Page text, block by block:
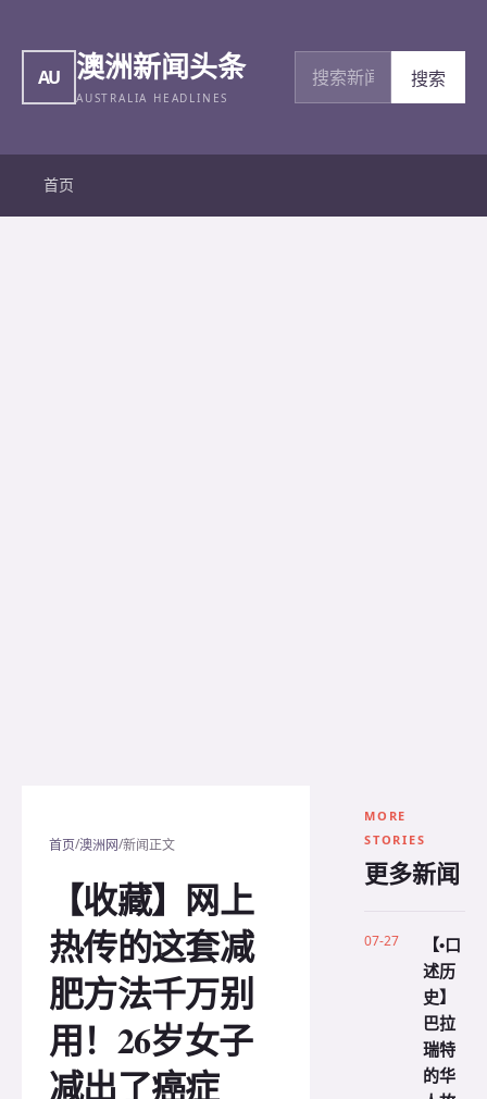
AU 澳洲新闻头条
AUSTRALIA HEADLINES
搜索新闻
搜索
首页
首页/澳洲网/新闻正文
【收藏】网上
热传的这套减
肥方法千万别
用！26岁女子
减出了癌症
MORE
STORIES
更多新闻
07-27
【•口
述历
史】
巴拉
瑞特
的华